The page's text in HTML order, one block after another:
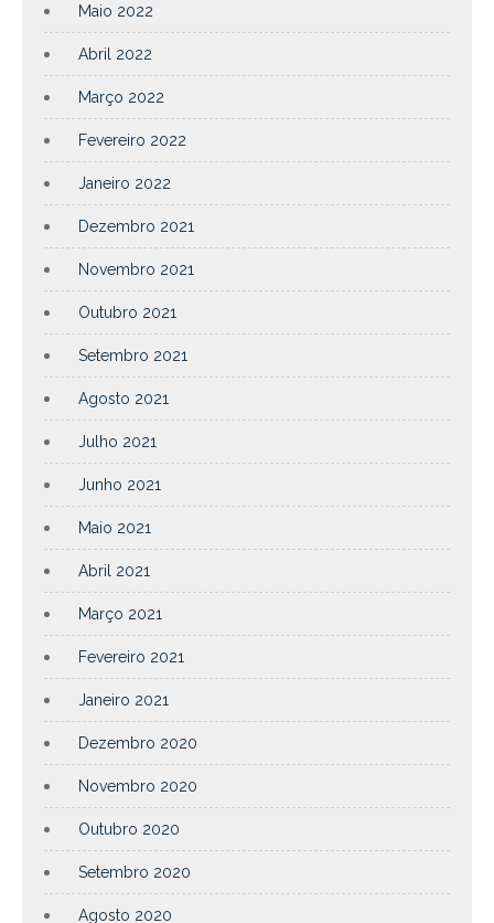
Maio 2022
Abril 2022
Março 2022
Fevereiro 2022
Janeiro 2022
Dezembro 2021
Novembro 2021
Outubro 2021
Setembro 2021
Agosto 2021
Julho 2021
Junho 2021
Maio 2021
Abril 2021
Março 2021
Fevereiro 2021
Janeiro 2021
Dezembro 2020
Novembro 2020
Outubro 2020
Setembro 2020
Agosto 2020